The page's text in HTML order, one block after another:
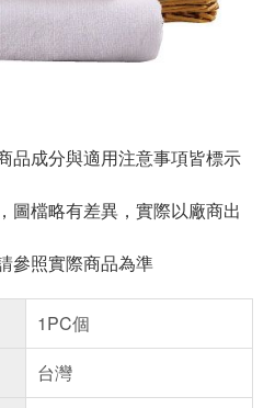
品成分與適用注意事項皆標示
圖檔略有差異，實際以廠商出
參照實際商品為準
1PC個
台灣